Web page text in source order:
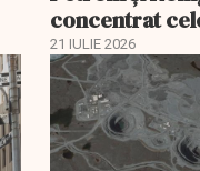
concentrat
mari tranzacții
21 IULIE 2026